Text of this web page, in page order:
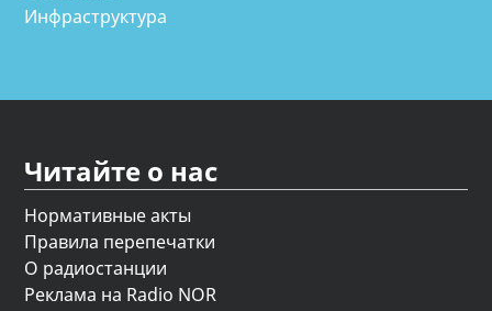
Инфраструктура
Читайте о нас
Нормативные акты
Правила перепечатки
О радиостанции
Реклама на Radio NOR